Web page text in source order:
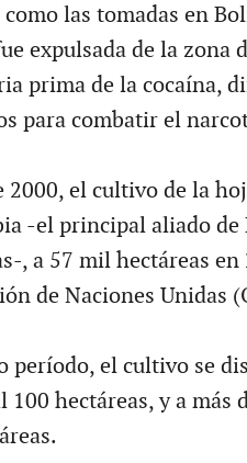
las tomadas en
expulsada de la zona
prima de la cocaína,
para combatir el
el cultivo de la
-el principal aliado de
, a 57 mil hectáreas en
de Naciones Unidas
período, el cultivo se
100 hectáreas, y a más